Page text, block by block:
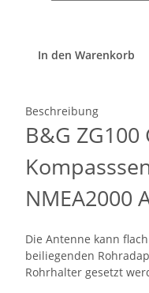
In den Warenkorb
Beschreibung
B&G
NMEA2000
Die Antenne kann
beiliegenden
Rohrhalter gesetzt